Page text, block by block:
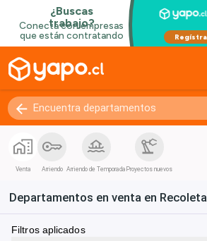
Venta Arriendo Arriendo de Temporada Proyectos nuevos
Departamentos en venta en Recoleta
Filtros aplicados